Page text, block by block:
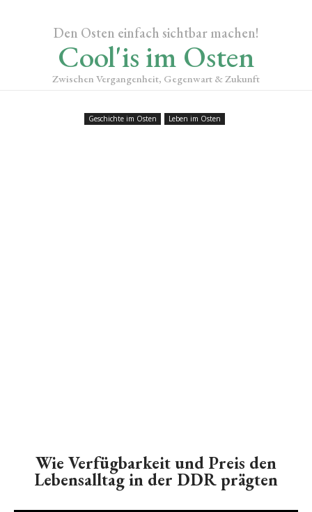
Den Osten einfach sichtbar machen!
Cool'is im Osten
Zwischen Vergangenheit, Gegenwart & Zukunft
Geschichte im Osten Leben im Osten
Wie Verfügbarkeit und Preis den
Lebensalltag in der DDR prägten